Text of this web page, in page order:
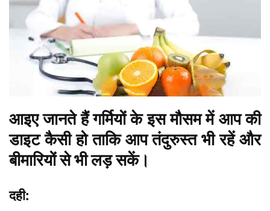
आइए जानते हैं गर्मियों के इस मौसम में आप की
डाइट कैसी हो ताकि आप तंदुरुस्त भी रहें और
बीमारियों से भी लड़ सकें।
दही: